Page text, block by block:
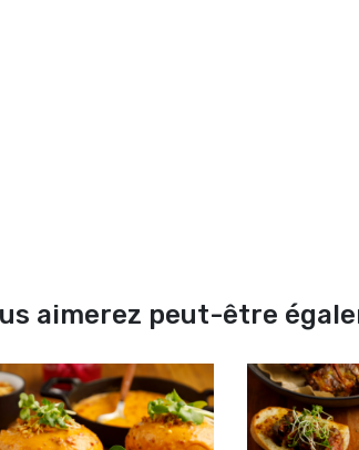
aimerez peut-être